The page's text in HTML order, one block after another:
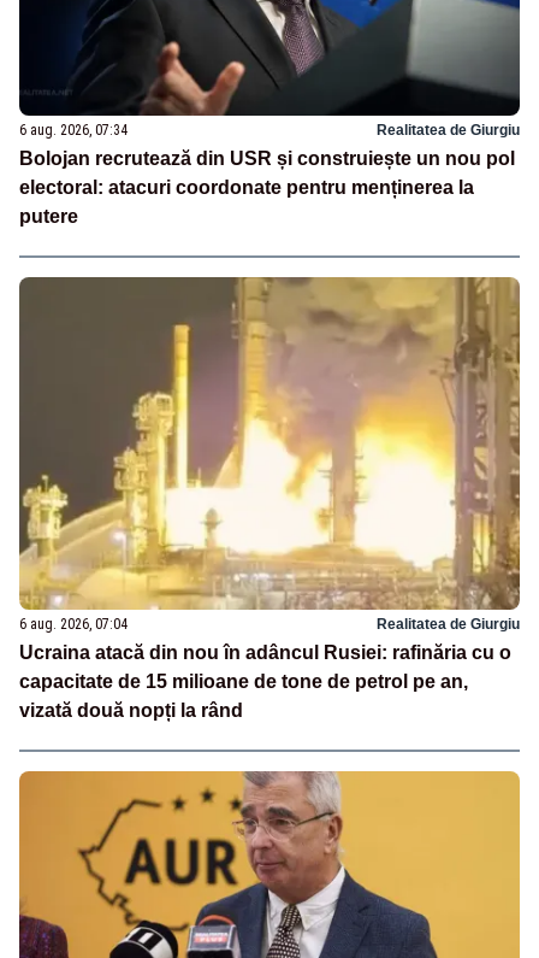
6 aug. 2026, 07:34 Realitatea de Giurgiu
Bolojan recrutează din USR și construiește un nou pol
electoral: atacuri coordonate pentru menținerea la
putere
6 aug. 2026, 07:04 Realitatea de Giurgiu
Ucraina atacă din nou în adâncul Rusiei: rafinăria cu o
capacitate de 15 milioane de tone de petrol pe an,
vizată două nopți la rând